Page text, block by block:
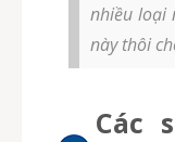
nhiều loại
này thôi
Các